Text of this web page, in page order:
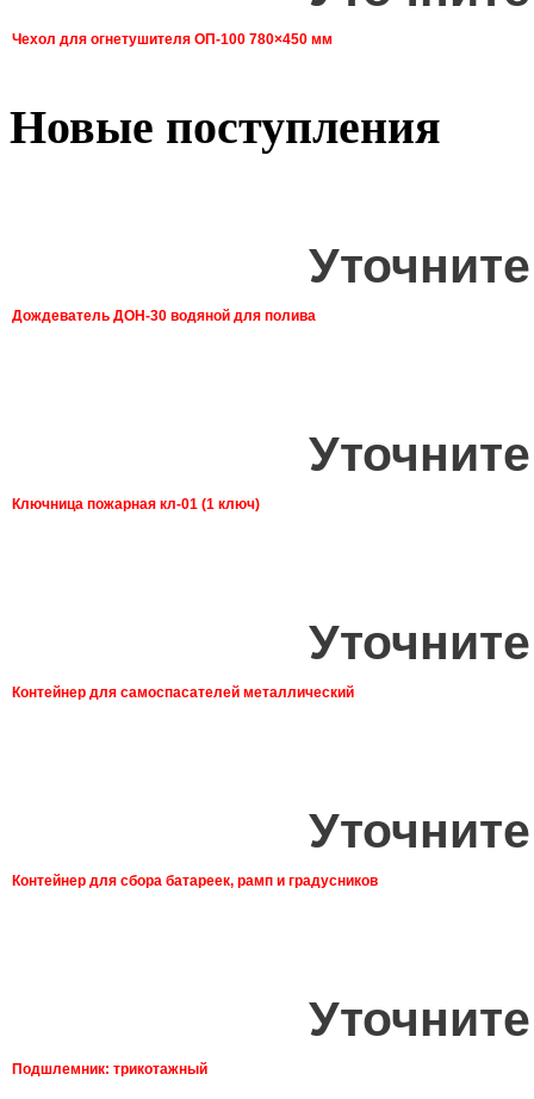
Чехол для огнетушителя ОП-100 780×450 мм
Новые поступления
Дождеватель ДОН-30 водяной для полива
Ключница пожарная кл-01 (1 ключ)
Контейнер для самоспасателей металлический
Контейнер для сбора батареек, рамп и градусников
Подшлемник: трикотажный